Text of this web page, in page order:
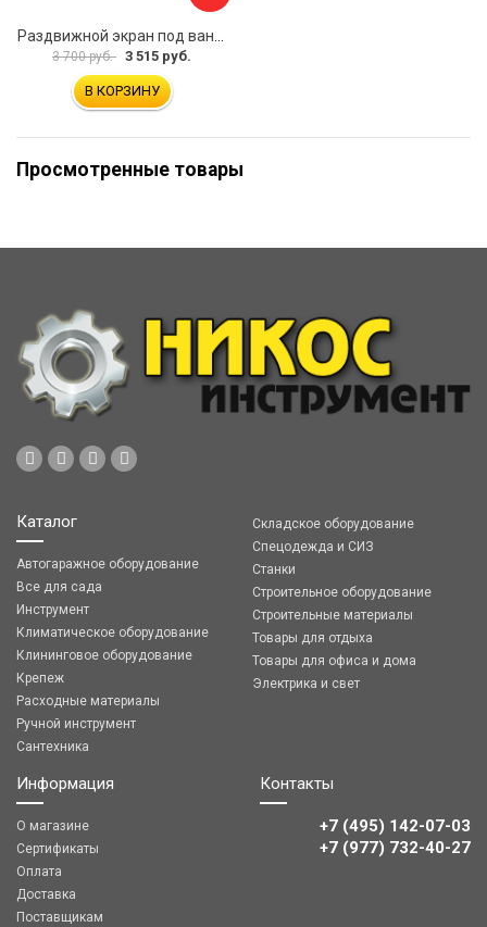
3 700 руб. 3 515 руб.
В КОРЗИНУ
Просмотренные товары
Каталог
Автогаражное оборудование
Все для сада
Инструмент
Климатическое оборудование
Клининговое оборудование
Крепеж
Расходные материалы
Ручной инструмент
Сантехника
Складское оборудование
Спецодежда и СИЗ
Станки
Строительное оборудование
Строительные материалы
Товары для отдыха
Товары для офиса и дома
Электрика и свет
Информация
О магазине
Сертификаты
Оплата
Доставка
Поставщикам
Контакты
+7 (495) 142-07-03
‎‎+7 (977) 732-40-27